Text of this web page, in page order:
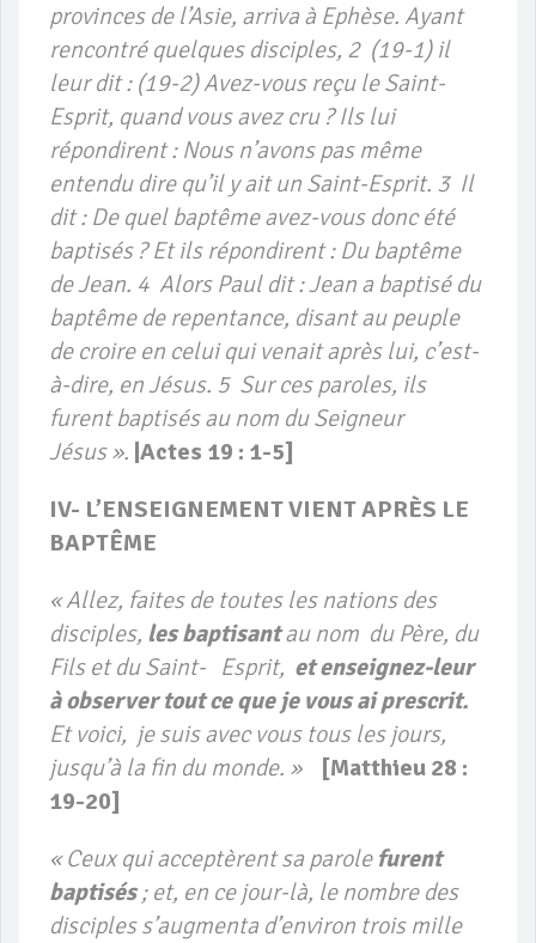
provinces de l’Asie, arriva à Ephèse. Ayant
rencontré quelques disciples, 2 (19-1) il
leur dit : (19-2) Avez-vous reçu le Saint-
Esprit, quand vous avez cru ? Ils lui
répondirent : Nous n’avons pas même
entendu dire qu’il y ait un Saint-Esprit. 3 Il
dit : De quel baptême avez-vous donc été
baptisés ? Et ils répondirent : Du baptême
de Jean. 4 Alors Paul dit : Jean a baptisé du
baptême de repentance, disant au peuple
de croire en celui qui venait après lui, c’est-
à-dire, en Jésus. 5 Sur ces paroles, ils
furent baptisés au nom du Seigneur
Jésus ». |Actes 19 : 1-5]
IV- L’ENSEIGNEMENT VIENT APRÈS LE
BAPTÊME
« Allez, faites de toutes les nations des
disciples, les baptisantau nom du Père, du
Fils et du Saint- Esprit, et enseignez-leur
à observer tout ce que je vous ai prescrit.
Et voici, je suis avec vous tous les jours,
jusqu’à la fin du monde. »
[Matthieu 28 :
19-20]
« Ceux qui acceptèrent sa parole furent
baptisés; et, en ce jour-là, le nombre des
disciples s’augmenta d’environ trois mille